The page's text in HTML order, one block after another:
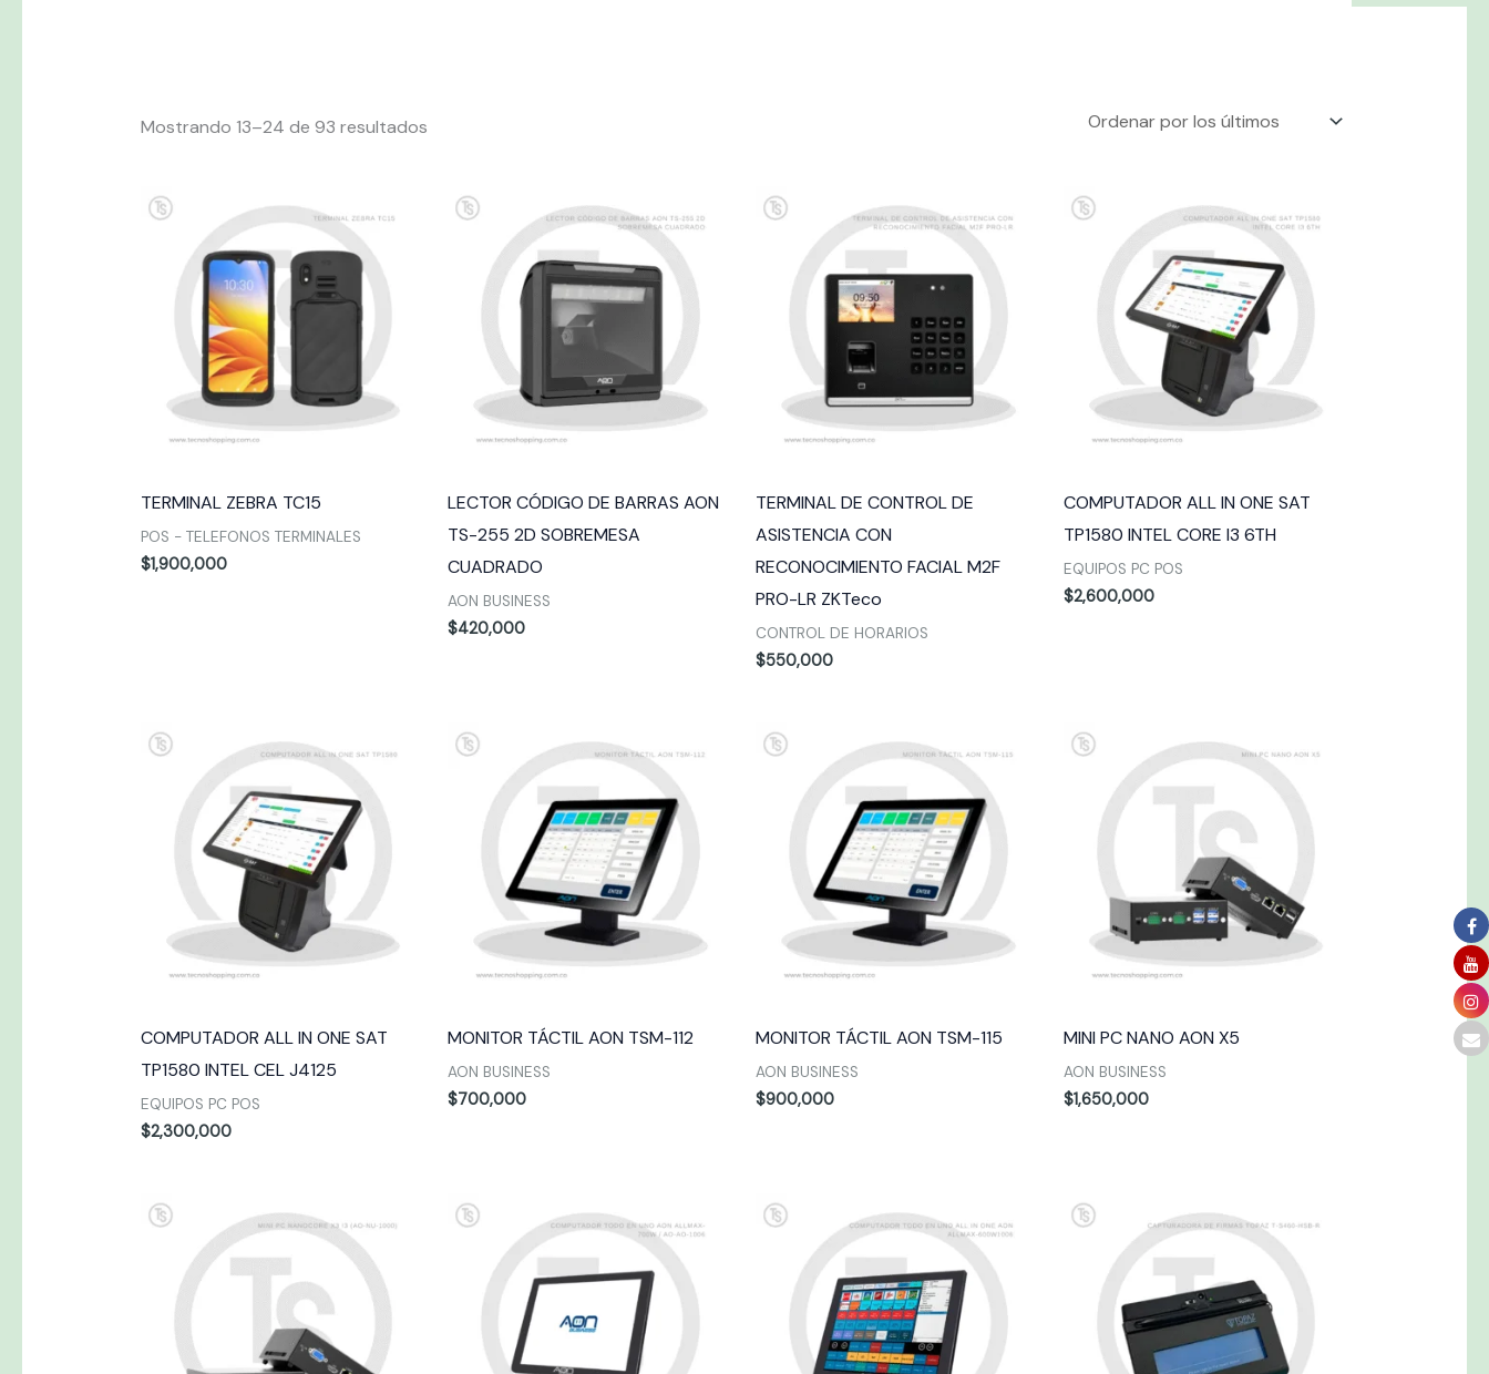
Mostrando 13–24 de 93 resultados
TERMINAL ZEBRA TC15
POS - TELEFONOS TERMINALES
$1,900,000
LECTOR CÓDIGO DE BARRAS AON
TS-255 2D SOBREMESA
CUADRADO
AON BUSINESS
$420,000
TERMINAL DE CONTROL DE
ASISTENCIA CON
RECONOCIMIENTO FACIAL M2F
PRO-LR ZKTeco
CONTROL DE HORARIOS
$550,000
COMPUTADOR ALL IN ONE SAT
TP1580 INTEL CORE I3 6TH
EQUIPOS PC POS
$2,600,000
COMPUTADOR ALL IN ONE SAT
TP1580 INTEL CEL J4125
EQUIPOS PC POS
$2,300,000
MONITOR TÁCTIL AON TSM-112
AON BUSINESS
$700,000
MONITOR TÁCTIL AON TSM-115
AON BUSINESS
$900,000
MINI PC NANO AON X5
AON BUSINESS
$1,650,000